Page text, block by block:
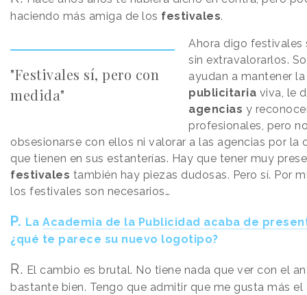
haciendo más amiga de los festivales.
"Festivales sí, pero con
medida"
Ahora digo festivales
sin extravalorarlos.
ayudan a mantener la
publicitaria viva, le
agencias y
profesionales, pero
obsesionarse con ellos ni valorar a las agencias por la
que tienen en sus estanterías. Hay que tener muy
festivales también hay piezas dudosas. Pero sí. Por
los festivales son necesarios…
P. La Academia de la Publicidad acaba de
¿qué te parece su nuevo logotipo?
R. El cambio es brutal. No tiene nada que ver con el
bastante bien. Tengo que admitir que me gusta más el